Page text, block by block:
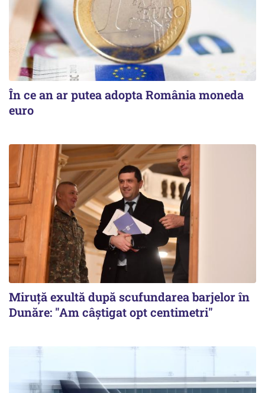
În ce an ar putea adopta România moneda
euro
Miruță exultă după scufundarea barjelor în
Dunăre: "Am câștigat opt centimetri"